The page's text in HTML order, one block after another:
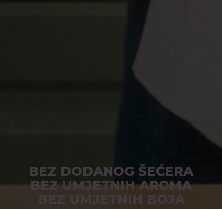
BEZ DODANOG ŠEĆERA
BEZ UMJETNIH AROMA
BEZ UMJETNIH BOJA